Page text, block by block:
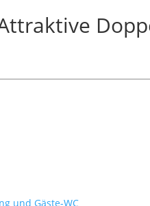
Attraktive